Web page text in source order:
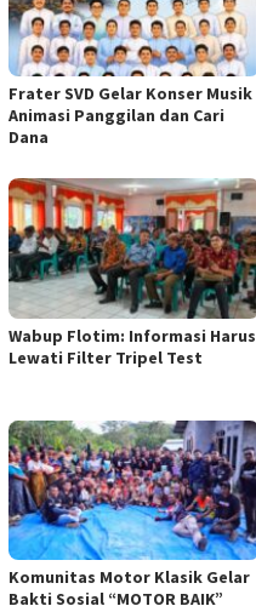
Frater SVD Gelar Konser Musik
Animasi Panggilan dan Cari
Dana
Wabup Flotim: Informasi Harus
Lewati Filter Tripel Test
Komunitas Motor Klasik Gelar
Bakti Sosial “MOTOR BAIK”